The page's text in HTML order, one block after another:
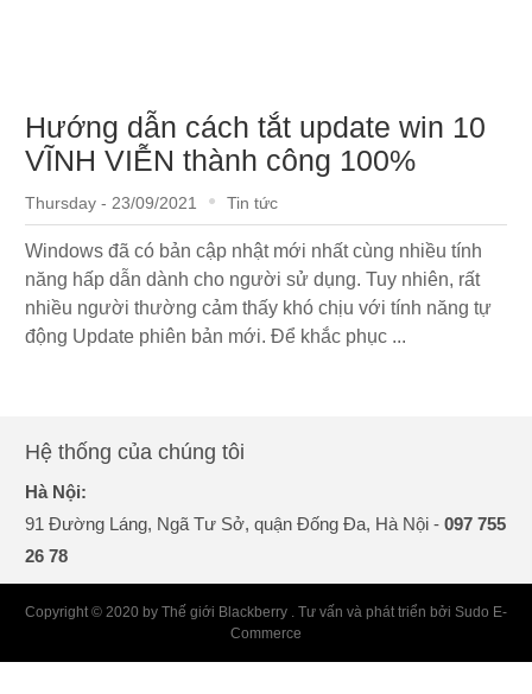
Hướng dẫn cách tắt update win 10
VĨNH VIỄN thành công 100%
Thursday - 23/09/2021 Tin tức
Windows đã có bản cập nhật mới nhất cùng nhiều tính
năng hấp dẫn dành cho người sử dụng. Tuy nhiên, rất
nhiều người thường cảm thấy khó chịu với tính năng tự
động Update phiên bản mới. Để khắc phục ...
Hệ thống của chúng tôi
Hà Nội:
91 Đường Láng, Ngã Tư Sở, quận Đống Đa, Hà Nội -097 755
26 78
Copyright © 2020 by Thế giới Blackberry . Tư vấn và phát triển bởi Sudo E-
Commerce